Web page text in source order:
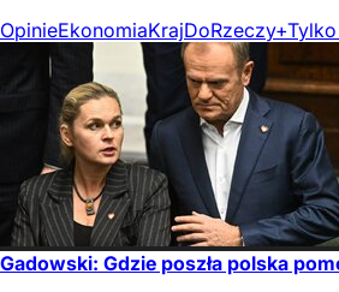
OpinieEkonomiaKrajDoRzeczy+
Gadowski: Gdzie poszła polska